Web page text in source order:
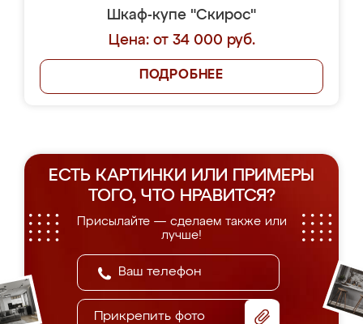
Шкаф-купе "Скирос"
Цена: от 34 000 руб.
ПОДРОБНЕЕ
ЕСТЬ КАРТИНКИ ИЛИ ПРИМЕРЫ
ТОГО, ЧТО НРАВИТСЯ?
Присылайте — сделаем также или
лучше!
Прикрепить фото